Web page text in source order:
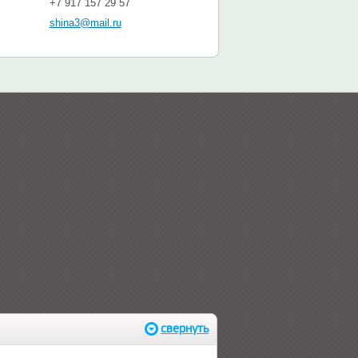
+7 917 157 29 57
shina3@mail.ru
свернуть